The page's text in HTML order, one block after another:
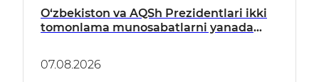
O‘zbekiston va AQSh Prezidentlari ikki
tomonlama munosabatlarni yanada
07.08.2026